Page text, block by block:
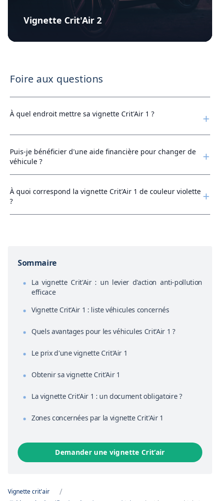
Vignette Crit'Air 2
Foire aux questions
À quel endroit mettre sa vignette Crit'Air 1 ? +
Puis-je bénéficier d'une aide financière pour changer de
véhicule ?
+
À quoi correspond la vignette Crit'Air 1 de couleur violette
?
+
Sommaire
La vignette Crit'Air : un levier d'action anti-pollution
efficace
Vignette Crit'Air 1 : liste véhicules concernés
Quels avantages pour les véhicules Crit'Air 1 ?
Le prix d'une vignette Crit'Air 1
Obtenir sa vignette Crit'Air 1
La vignette Crit'Air 1 : un document obligatoire ?
Zones concernées par la vignette Crit'Air 1
Demander une vignette Crit’air
Vignette crit'air /